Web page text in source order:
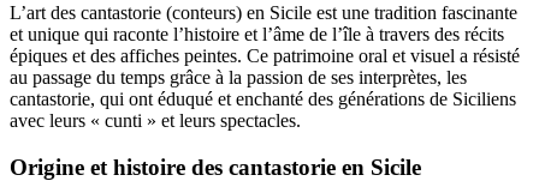
L’art des cantastorie (conteurs) en Sicile est une tradition fascinante
et unique qui raconte l’histoire et l’âme de l’île à travers des récits
épiques et des affiches peintes. Ce patrimoine oral et visuel a résisté
au passage du temps grâce à la passion de ses interprètes, les
cantastorie, qui ont éduqué et enchanté des générations de Siciliens
avec leurs « cunti » et leurs spectacles.
Origine et histoire des cantastorie en Sicile